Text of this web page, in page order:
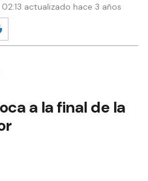
actualizado hace 3 años
a la final de la